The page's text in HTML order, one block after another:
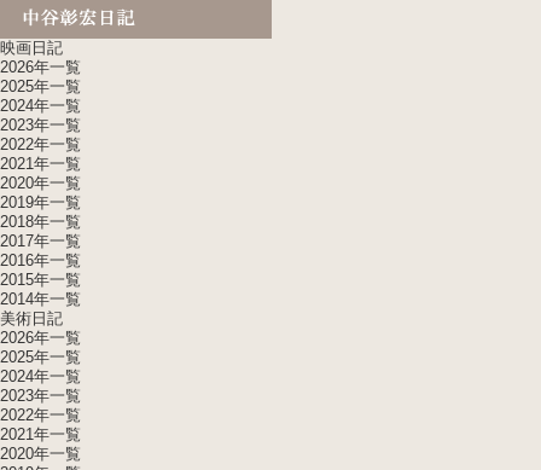
映画日記
2026年一覧
2025年一覧
2024年一覧
2023年一覧
2022年一覧
2021年一覧
2020年一覧
2019年一覧
2018年一覧
2017年一覧
2016年一覧
2015年一覧
2014年一覧
美術日記
2026年一覧
2025年一覧
2024年一覧
2023年一覧
2022年一覧
2021年一覧
2020年一覧